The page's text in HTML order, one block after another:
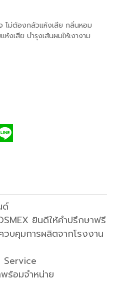
ไม่ต้องกลัวแห้งเสีย กลิ่นหอม
งเสีย บำรุงเส้นผมให้เงางาม
ด์
ยินดีให้คำปรึกษาฟรี
บคุมการผลิตจากโรงงาน
Service
ร้อมจำหน่าย